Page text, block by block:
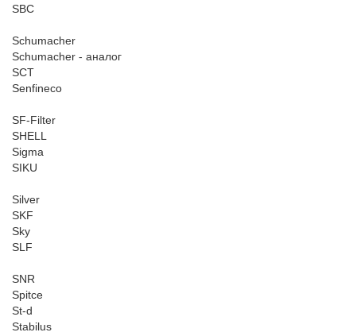
SBC
Schumacher
Schumacher - аналог
SCT
Senfineco
SF-Filter
SHELL
Sigma
SIKU
Silver
SKF
Sky
SLF
SNR
Spitce
St-d
Stabilus